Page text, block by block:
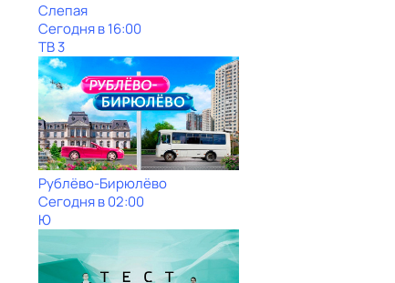
Слепая
Сегодня в 16:00
ТВ 3
Рублёво-Бирюлёво
Сегодня в 02:00
Ю